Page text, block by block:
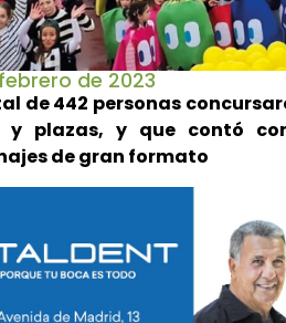
de 2023
de 442 personas
y plazas, y que contó
de gran formato